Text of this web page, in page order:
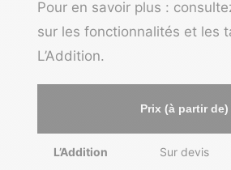
Pour en savoir plus :
sur les fonctionnalités et les
L’Addition.
Prix (à partir de)
L’Addition Sur devis